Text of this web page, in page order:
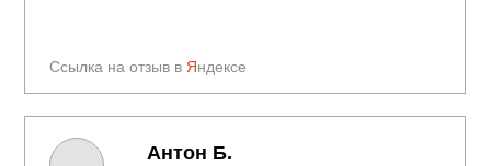
Антон Б.
Ссылка на отзыв в Яндексе